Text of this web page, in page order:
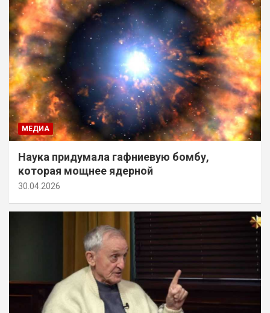
МЕДИА
Наука придумала гафниевую бомбу,
которая мощнее ядерной
30.04.2026